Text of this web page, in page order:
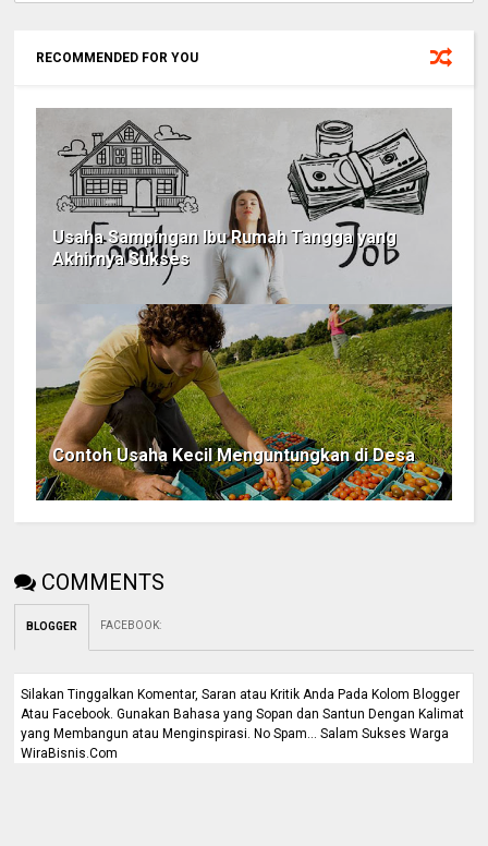
RECOMMENDED FOR YOU
Usaha Sampingan Ibu Rumah Tangga yang
Akhirnya Sukses
Contoh Usaha Kecil Menguntungkan di Desa
COMMENTS
BLOGGER FACEBOOK:
Silakan Tinggalkan Komentar, Saran atau Kritik Anda Pada Kolom Blogger
Atau Facebook. Gunakan Bahasa yang Sopan dan Santun Dengan Kalimat
yang Membangun atau Menginspirasi. No Spam... Salam Sukses Warga
WiraBisnis.Com